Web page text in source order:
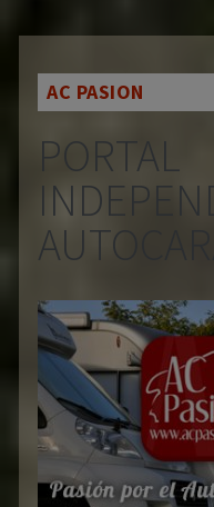
AC PASION
PORTAL